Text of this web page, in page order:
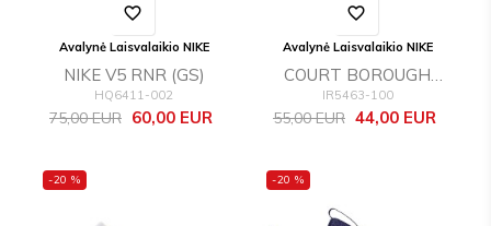
favorite_border
Avalynė Laisvalaikio NIKE
NIKE V5 RNR (GS)
HQ6411-002
Bazinė
75,00 EUR Kaina
60,00 EUR
favorite_border
Avalynė Laisvalaikio NIKE
COURT BOROUGH
LOW BBALL (PS)
IR5463-100
Bazinė
55,00 EUR Kaina
44,00 EUR
-20 % -20 %